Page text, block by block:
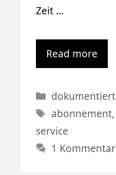
Zeit …
Read more
Kategorien
dokumentiert
Schlagwörter
abonnement,
service
1 Kommentar